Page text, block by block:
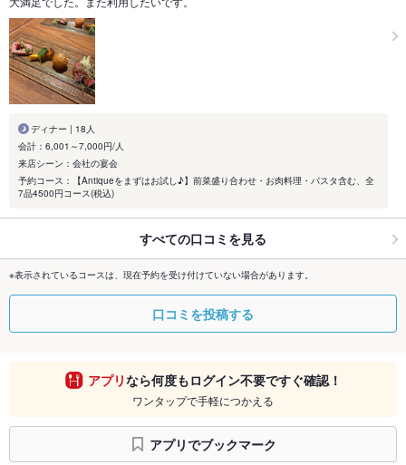
ディナー | 18人
会計：6,001～7,000円/人
来店シーン：会社の宴会
予約コース：【Antiqueをまずはお試し♪】前菜盛り合わせ・お肉料理・パスタ含む、全
7品4500円コース(税込)
すべての口コミを見る
※表示されているコースは、現在予約を受け付けていない場合があります。
口コミを投稿する
アプリなら何度もログイン不要ですぐ確認！
ワンタップで手軽につかえる
アプリでブックマーク